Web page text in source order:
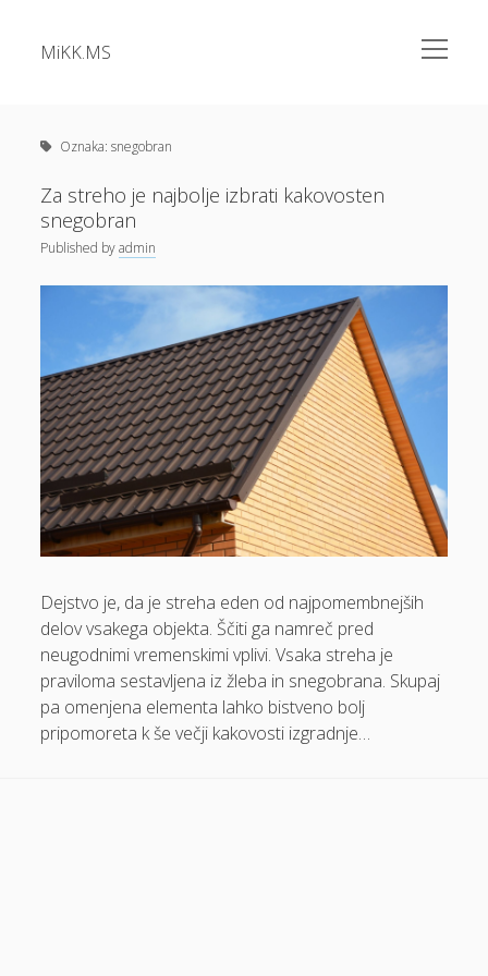
MiKK.MS
open
menu
Alu okna
Apartma Bovec
Bazeni Intex
Cene elektrike
Cvetlična korita
Dermatolog samoplačniško
Diesel
Dokolenke
Dom in vrt
Domače olivno olje
Električna energija cena
Elektricna polnilnica
Energetika
Espd
Oznaka:snegobran
Za streho je najbolje izbrati kakovosten
snegobran
Published byadmin
Dejstvo je, da je streha eden od najpomembnejših
delov vsakega objekta. Ščiti ga namreč pred
neugodnimi vremenskimi vplivi. Vsaka streha je
praviloma sestavljena iz žleba in snegobrana. Skupaj
pa omenjena elementa lahko bistveno bolj
pripomoreta k še večji kakovosti izgradnje…